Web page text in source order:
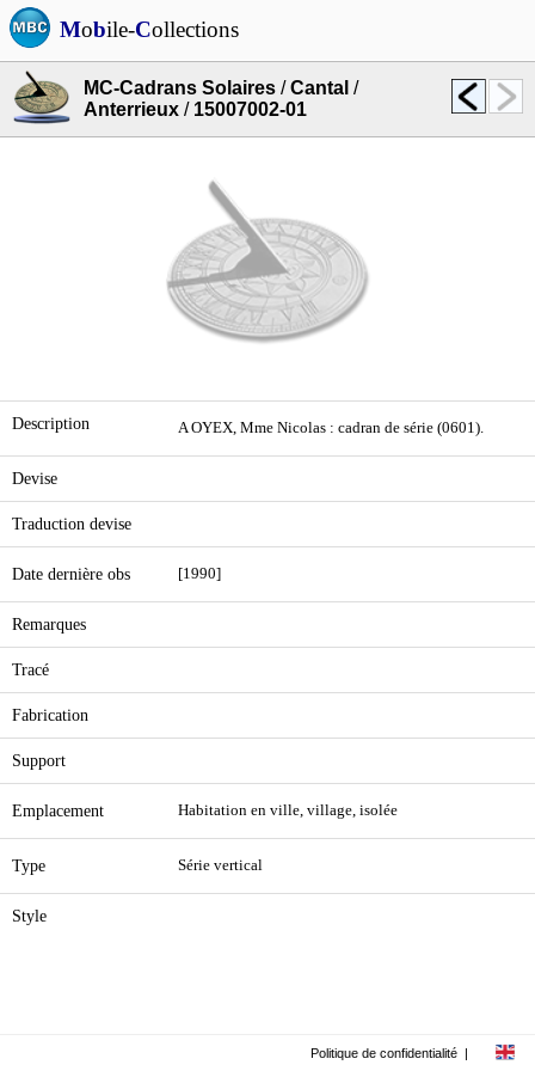
Mobile-Collections
MC-Cadrans Solaires /Cantal /
Anterrieux / 15007002-01
Description A OYEX, Mme Nicolas : cadran de série (0601).
Devise
Traduction devise
Date dernière obs [1990]
Remarques
Tracé
Fabrication
Support
Emplacement Habitation en ville, village, isolée
Type Série vertical
Style
Politique de confidentialité |